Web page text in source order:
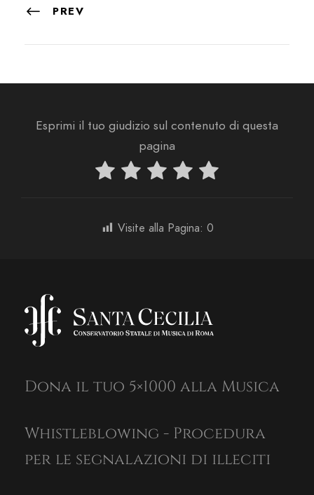
PREV
Esprimi il tuo giudizio sul contenuto di questa
pagina
Visite alla Pagina: 0
Dona il tuo 5×1000 alla Musica
Whistleblowing - Procedura
per le segnalazioni di illeciti